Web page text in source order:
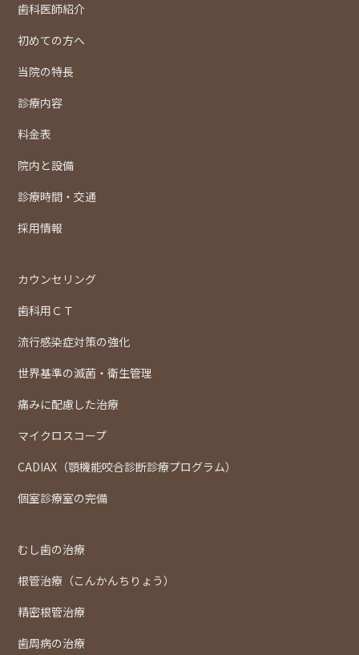
歯科医師紹介
初めての方へ
当院の特長
診療内容
料金表
院内と設備
診療時間・交通
採用情報
カウンセリング
歯科用ＣＴ
流行感染症対策の強化
世界基準の滅菌・衛生管理
痛みに配慮した治療
マイクロスコープ
CADIAX（顎機能咬合診断診療プログラム）
個室診療室の完備
むし歯の治療
根管治療（こんかんちりょう）
精密根管治療
歯周病の治療